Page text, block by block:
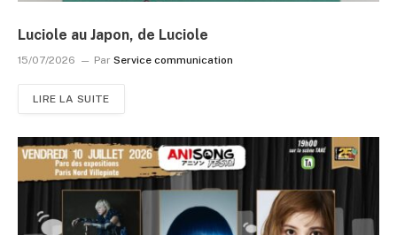
Luciole au Japon, de Luciole
15/07/2026 Par Service communication
LIRE LA SUITE